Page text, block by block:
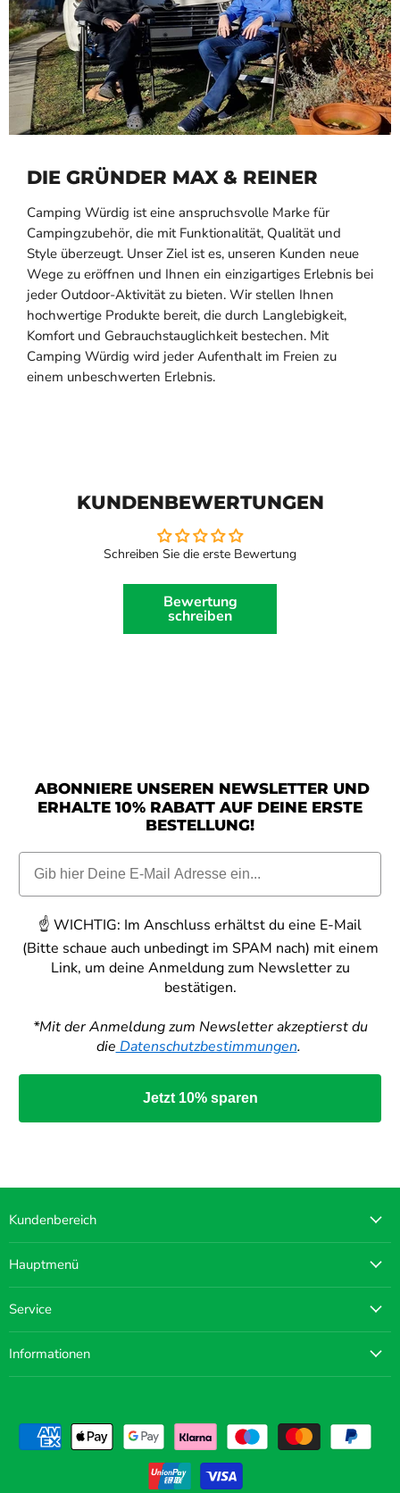
DIE GRÜNDER MAX & REINER
Camping Würdig ist eine anspruchsvolle Marke für
Campingzubehör, die mit Funktionalität, Qualität und
Style überzeugt. Unser Ziel ist es, unseren Kunden neue
Wege zu eröffnen und Ihnen ein einzigartiges Erlebnis bei
jeder Outdoor-Aktivität zu bieten. Wir stellen Ihnen
hochwertige Produkte bereit, die durch Langlebigkeit,
Komfort und Gebrauchstauglichkeit bestechen. Mit
Camping Würdig wird jeder Aufenthalt im Freien zu
einem unbeschwerten Erlebnis.
KUNDENBEWERTUNGEN
Schreiben Sie die erste Bewertung
Bewertung
schreiben
ABONNIERE UNSEREN NEWSLETTER UND
ERHALTE 10% RABATT AUF DEINE ERSTE
BESTELLUNG!
☝️ WICHTIG: Im Anschluss erhältst du eine E-Mail
(Bitte schaue auch unbedingt im SPAM nach) mit einem
Link, um deine Anmeldung zum Newsletter zu
bestätigen.
*Mit der Anmeldung zum Newsletter akzeptierst du
die Datenschutzbestimmungen.
Jetzt 10% sparen
Kundenbereich
Hauptmenü
Service
Informationen